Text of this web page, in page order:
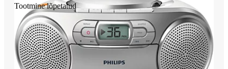
Tootmine lõpetatud